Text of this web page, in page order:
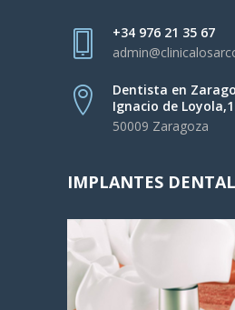
+34 976 21 35 67
Dentista en
Ignacio de
50009 Zaragoza
IMPLANTES